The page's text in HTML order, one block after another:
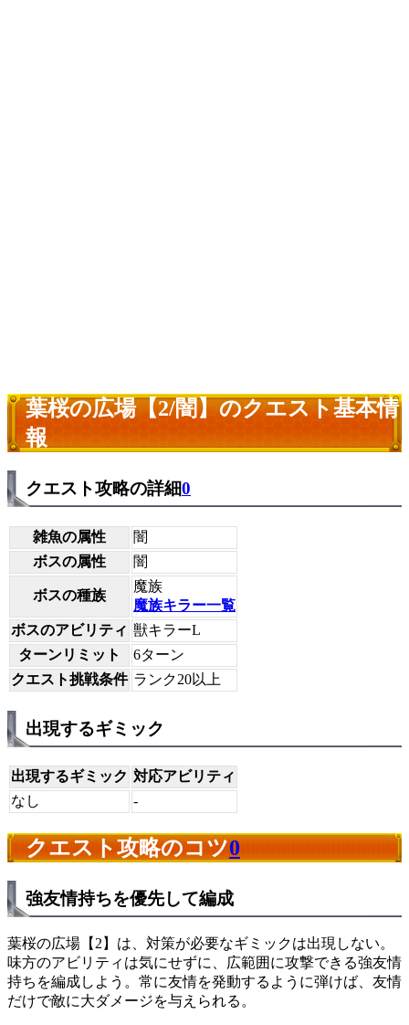
葉桜の広場【2/闇】のクエスト基本情
報
クエスト攻略の詳細0
雑魚の属性
闇
ボスの属性
闇
ボスの種族
魔族
魔族キラー一覧
ボスのアビリティ 獣キラーL
ターンリミット
6ターン
クエスト挑戦条件 ランク20以上
出現するギミック
出現するギミック 対応アビリティ
なし
-
クエスト攻略のコツ0
強友情持ちを優先して編成
葉桜の広場【2】は、対策が必要なギミックは出現しない。
味方のアビリティは気にせずに、広範囲に攻撃できる強友情
持ちを編成しよう。常に友情を発動するように弾けば、友情
だけで敵に大ダメージを与えられる。